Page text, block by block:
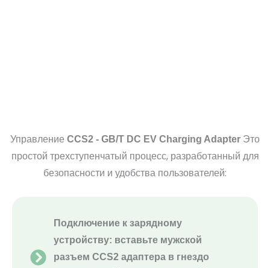
Управление CCS2 - GB/T DC EV Charging Adapter Это
простой трехступенчатый процесс, разработанный для
безопасности и удобства пользователей:
Подключение к зарядному
устройству: вставьте мужской
разъем CCS2 адаптера в гнездо